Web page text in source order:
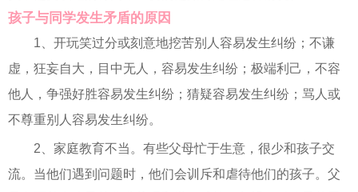
孩子与同学发生矛盾的原因
1、开玩笑过分或刻意地挖苦别人容易发生纠纷；不谦
虚，狂妄自大，目中无人，容易发生纠纷；极端利己，不容
他人，争强好胜容易发生纠纷；猜疑容易发生纠纷；骂人或
不尊重别人容易发生纠纷。
2、家庭教育不当。有些父母忙于生意，很少和孩子交
流。当他们遇到问题时，他们会训斥和虐待他们的孩子。父